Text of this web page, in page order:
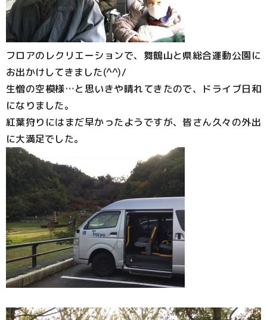
フロアのレクリエーションで、舞鶴山と県総合運動公園に
お出かけしてきました(^^)/
生憎の空模様…と思いきや晴れてきたので、ドライブ日和
になりました。
紅葉狩りにはまだ早かったようですが、皆さん久々の外出
に大満足でした。